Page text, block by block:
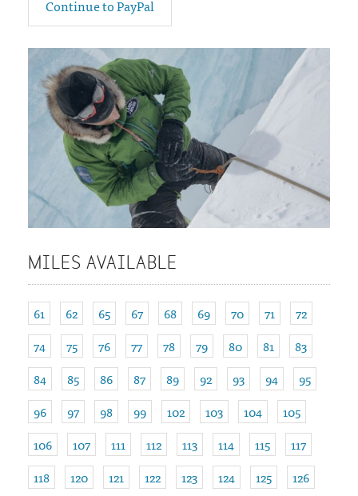
MILES AVAILABLE
61 62 65 67 68 69 70 71
72
74
75 76 77 78 79 80 81
83
84
85 86 87 89 92 93 94
95
96
97 98 99 102 103 104
105
106
107 111 112 113 114 115
117
118
120 121 122 123 124 125
126